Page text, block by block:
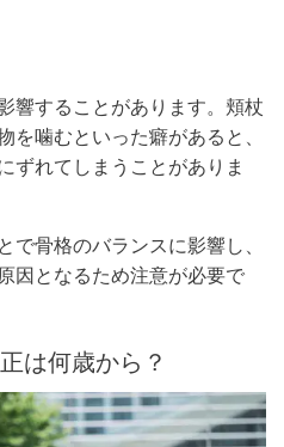
響することがあります。頬杖
を噛むといった癖があると、
ずれてしまうことがありま
で骨格のバランスに影響し、
因となるため注意が必要で
は何歳から？